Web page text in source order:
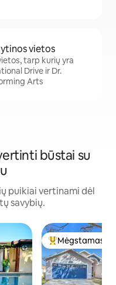
vietos
tarp kurių yra
Drive ir Dr.
Arts
būstai su
puikiai vertinami dėl
savybių.
Svečių
Mėgstamas